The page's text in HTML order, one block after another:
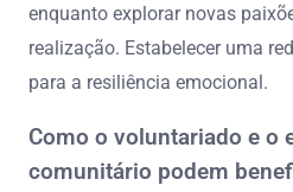
enquanto explorar novas
realização. Estabelecer uma
para a resiliência emocional.
Como o voluntariado e o
comunitário podem